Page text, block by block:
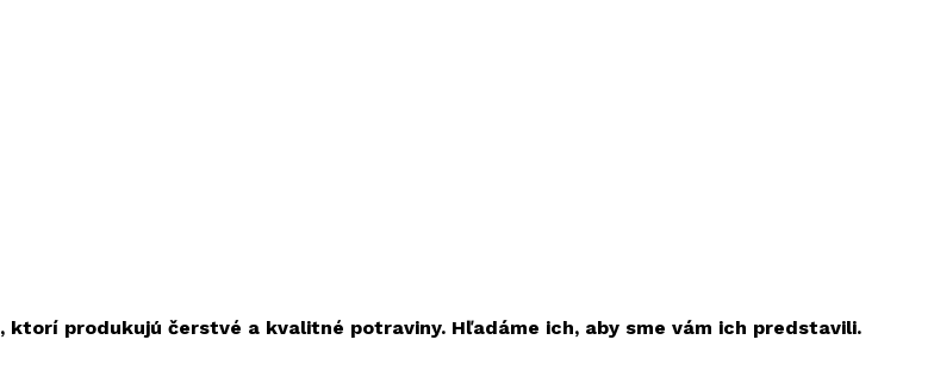
, ktorí produkujú čerstvé a kvalitné potraviny. Hľadáme ich, aby sme vám ich predstavili.